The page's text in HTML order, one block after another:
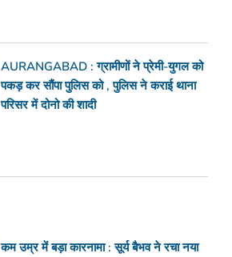
AURANGABAD : ग्रामीणों ने प्रेमी-युगल को
पकड़ कर सौंपा पुलिस को , पुलिस ने कराई थाना
परिसर में दोनो की शादी
कम उम्र में बड़ा कारनामा : सूर्य बैभव ने रचा नया